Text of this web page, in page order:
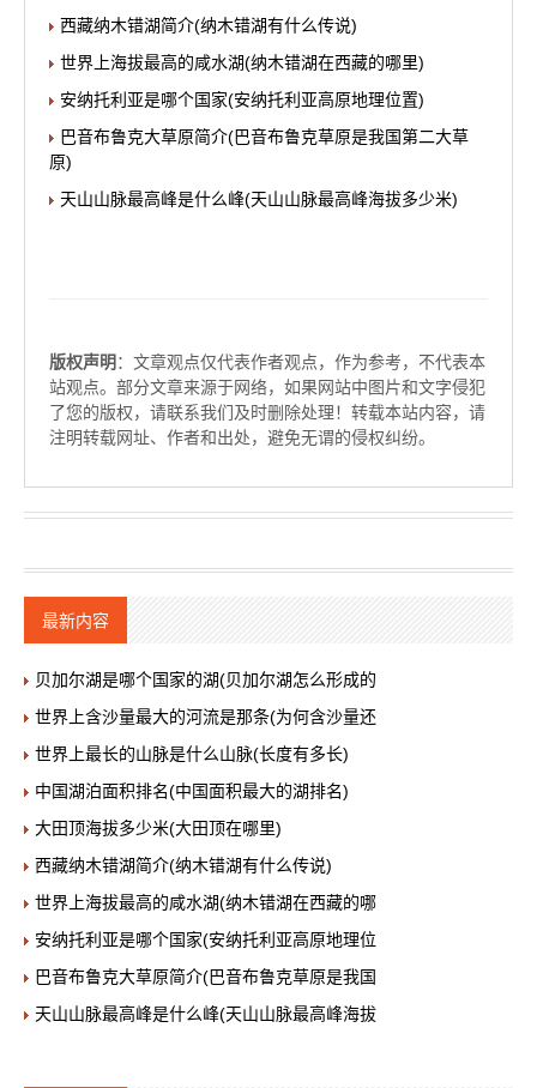
西藏纳木错湖简介(纳木错湖有什么传说)
世界上海拔最高的咸水湖(纳木错湖在西藏的哪里)
安纳托利亚是哪个国家(安纳托利亚高原地理位置)
巴音布鲁克大草原简介(巴音布鲁克草原是我国第二大草
原)
天山山脉最高峰是什么峰(天山山脉最高峰海拔多少米)
版权声明 ：文章观点仅代表作者观点，作为参考，不代表本
站观点。部分文章来源于网络，如果网站中图片和文字侵犯
了您的版权，请联系我们及时删除处理！转载本站内容，请
注明转载网址、作者和出处，避免无谓的侵权纠纷。
最新内容
贝加尔湖是哪个国家的湖(贝加尔湖怎么形成的
世界上含沙量最大的河流是那条(为何含沙量还
世界上最长的山脉是什么山脉(长度有多长)
中国湖泊面积排名(中国面积最大的湖排名)
大田顶海拔多少米(大田顶在哪里)
西藏纳木错湖简介(纳木错湖有什么传说)
世界上海拔最高的咸水湖(纳木错湖在西藏的哪
安纳托利亚是哪个国家(安纳托利亚高原地理位
巴音布鲁克大草原简介(巴音布鲁克草原是我国
天山山脉最高峰是什么峰(天山山脉最高峰海拔